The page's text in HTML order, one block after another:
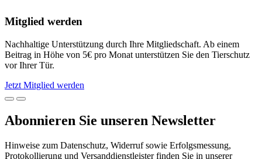
Mitglied werden
Nachhaltige Unterstützung durch Ihre Mitgliedschaft. Ab einem
Beitrag in Höhe von 5€ pro Monat unterstützen Sie den Tierschutz
vor Ihrer Tür.
Jetzt Mitglied werden
Abonnieren Sie unseren Newsletter
Hinweise zum Datenschutz, Widerruf sowie Erfolgsmessung,
Protokollierung und Versanddienstleister finden Sie in unserer